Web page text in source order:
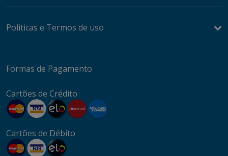
Politicas e Termos de uso
Formas de Pagamento
Cartões de Crédito
Cartões de Débito